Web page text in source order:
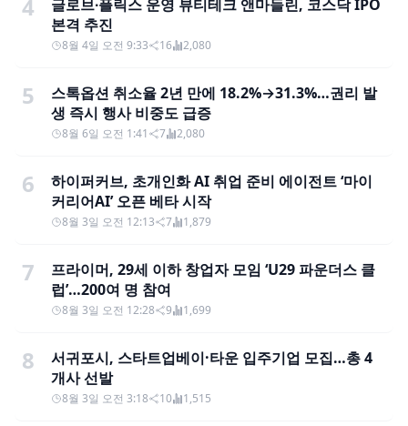
4
글로브∙플릭스 운영 뷰티테크 앤마들린, 코스닥 IPO
본격 추진
8월 4일 오전 9:33 16 2,080
5
스톡옵션 취소율 2년 만에 18.2%→31.3%…권리 발
생 즉시 행사 비중도 급증
8월 6일 오전 1:41 7 2,080
6
하이퍼커브, 초개인화 AI 취업 준비 에이전트 ‘마이
커리어AI’ 오픈 베타 시작
8월 3일 오전 12:13 7 1,879
7
프라이머, 29세 이하 창업자 모임 ‘U29 파운더스 클
럽’…200여 명 참여
8월 3일 오전 12:28 9 1,699
8
서귀포시, 스타트업베이·타운 입주기업 모집…총 4
개사 선발
8월 3일 오전 3:18 10 1,515